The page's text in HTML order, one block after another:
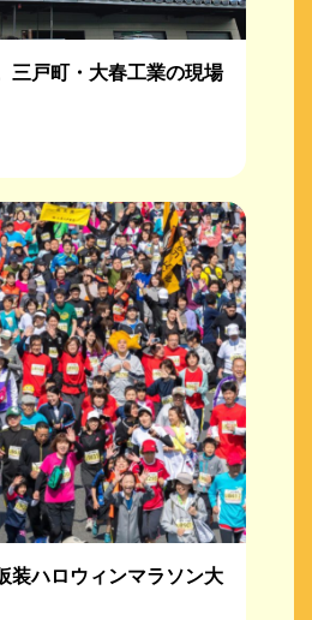
三戸町・大春工業の現場
装ハロウィンマラソン大